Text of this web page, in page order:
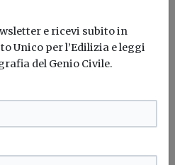
di INU, ecco i
vincitori si terrà
di...
e ricevi subito in
Unico per l’Edilizia e leggi
del Genio Civile.